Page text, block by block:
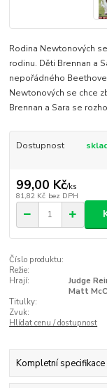
Rodina Newtonových
rodinu. Děti Brennan a
nepořádného
Newtonových se chce
Brennan a Sara se
Dostupnost
99,00 Kč/ks
81,82 Kč bez DPH
Číslo produktu:
Režie:
Hrají:
Judge
Matt
Titulky:
Zvuk:
Hlídat cenu / dostupnost
Kompletní specifikace